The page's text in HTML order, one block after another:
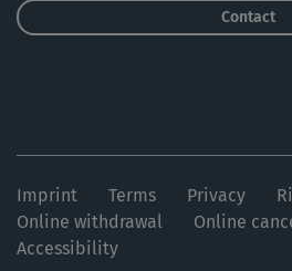
Contact
Imprint Terms Privacy
Online withdrawal
Online
Accessibility